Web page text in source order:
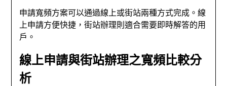
申請寬頻方案可以通過線上或街站兩種方式完成。線
上申請方便快捷，街站辦理則適合需要即時解答的用
戶。
線上申請與街站辦理之寬頻比較分
析